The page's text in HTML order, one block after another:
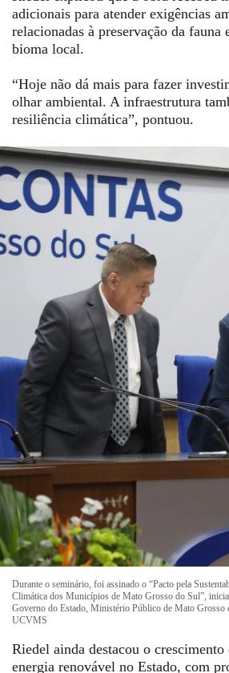
adicionais para atender exigências
relacionadas à preservação da fauna
bioma local.
“Hoje não dá mais para fazer
olhar ambiental. A infraestrutura
resiliência climática”, pontuou.
Durante o seminário, foi assinado o “Pacto pela
Climática dos Municípios de Mato Grosso do Sul”,
Governo do Estado, Ministério Público de Mato
UCVMS
Riedel ainda destacou o crescimento
energia renovável no Estado, com